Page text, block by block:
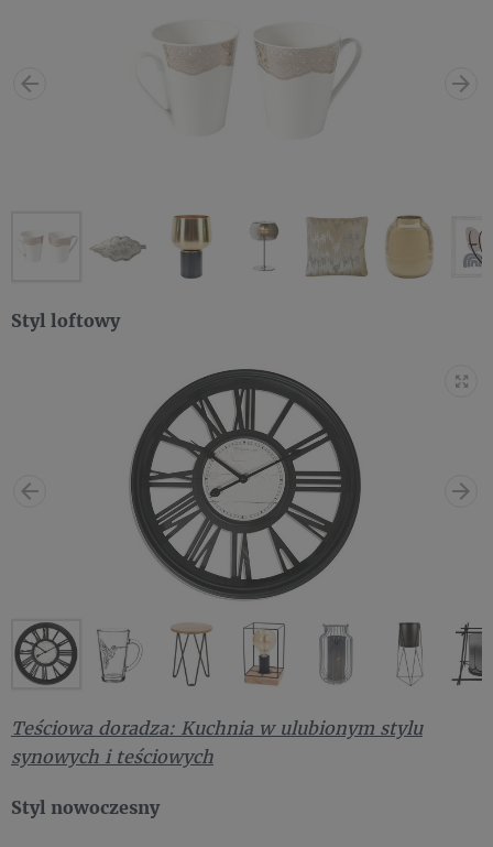
Styl loftowy
Teściowa doradza: Kuchnia w ulubionym stylu
synowych i teściowych
Styl nowoczesny